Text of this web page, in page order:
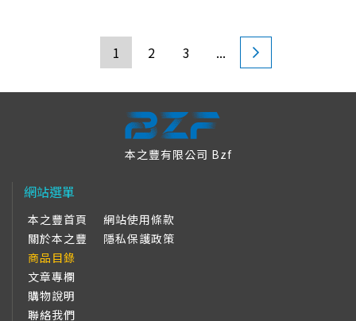
女襪/學生襪/船襪
1 2 3 ...
本之豐有限公司 Bzf
網站選單
本之豐首頁
關於本之豐
商品目錄
文章專欄
購物說明
聯絡我們
網站使用條款
隱私保護政策